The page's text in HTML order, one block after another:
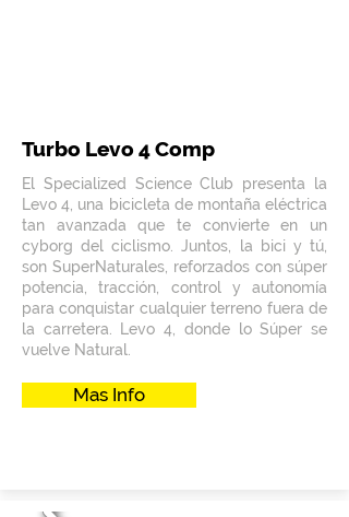
Turbo Levo 4 Comp
El Specialized Science Club presenta la
Levo 4, una bicicleta de montaña eléctrica
tan avanzada que te convierte en un
cyborg del ciclismo. Juntos, la bici y tú,
son SuperNaturales, reforzados con súper
potencia, tracción, control y autonomía
para conquistar cualquier terreno fuera de
la carretera. Levo 4, donde lo Súper se
vuelve Natural.
Mas Info